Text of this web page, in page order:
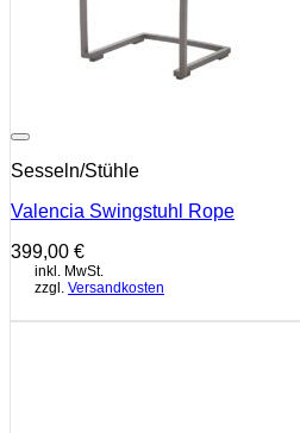
Sesseln/Stühle
Valencia Swingstuhl Rope
399,00 €
inkl. MwSt.
zzgl. Versandkosten